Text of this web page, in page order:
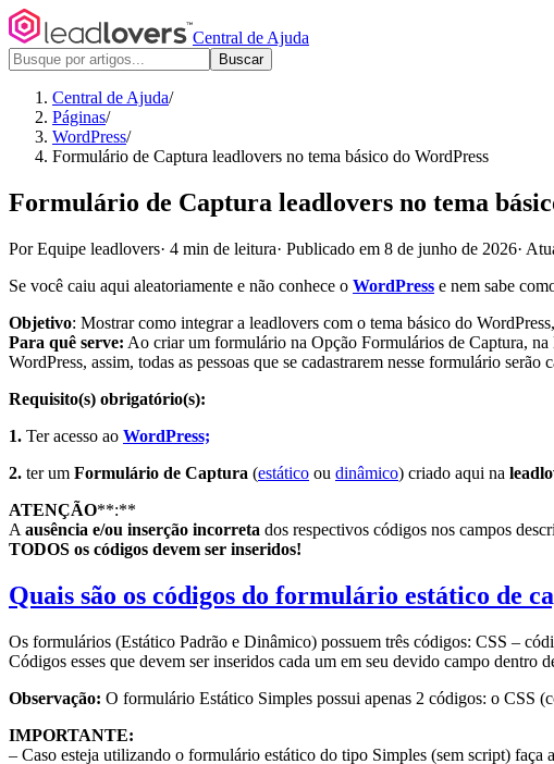
Central de Ajuda
Buscar
Central de Ajuda/
Páginas/
WordPress/
Formulário de Captura leadlovers no tema básico do WordPress
Formulário de Captura leadlovers no tema
Por Equipe leadlovers· 4 min de leitura· Publicado em 8 de junho de 2026·
Se você caiu aqui aleatoriamente e não conhece o WordPress e nem sabe
Objetivo: Mostrar como integrar a leadlovers com o tema básico do
Para quê serve: Ao criar um formulário na Opção Formulários de Captura,
WordPress, assim, todas as pessoas que se cadastrarem nesse formulário
Requisito(s) obrigatório(s):
1. Ter acesso ao WordPress;
2. ter um Formulário de Captura (estático ou dinâmico) criado aqui na
ATENÇÃO**:**
A ausência e/ou inserção incorreta dos respectivos códigos nos campos
TODOS os códigos devem ser inseridos!
Quais são os códigos do formulário estático de
Os formulários (Estático Padrão e Dinâmico) possuem três códigos: CSS –
Códigos esses que devem ser inseridos cada um em seu devido campo dentro
Observação: O formulário Estático Simples possui apenas 2 códigos: o CSS
IMPORTANTE:
– Caso esteja utilizando o formulário estático do tipo Simples (sem script) faça